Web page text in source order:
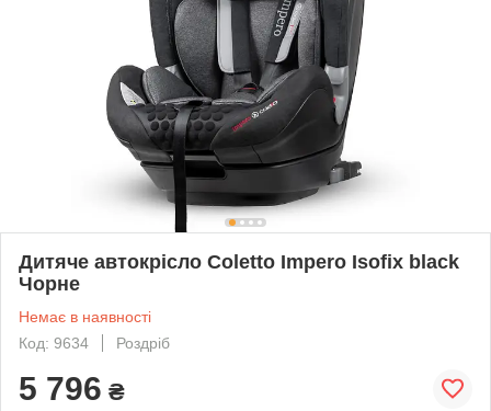
Дитяче автокрісло Coletto Impero Isofix black
Чорне
Немає в наявності
Код: 9634
Роздріб
5 796 ₴